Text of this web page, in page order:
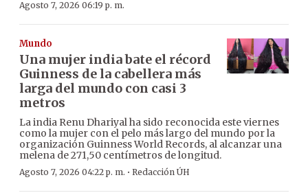
Agosto 7, 2026 06:19 p. m.
Mundo
Una mujer india bate el récord
Guinness de la cabellera más
larga del mundo con casi 3
metros
La india Renu Dhariyal ha sido reconocida este viernes
como la mujer con el pelo más largo del mundo por la
organización Guinness World Records, al alcanzar una
melena de 271,50 centímetros de longitud.
Agosto 7, 2026 04:22 p. m. · Redacción ÚH